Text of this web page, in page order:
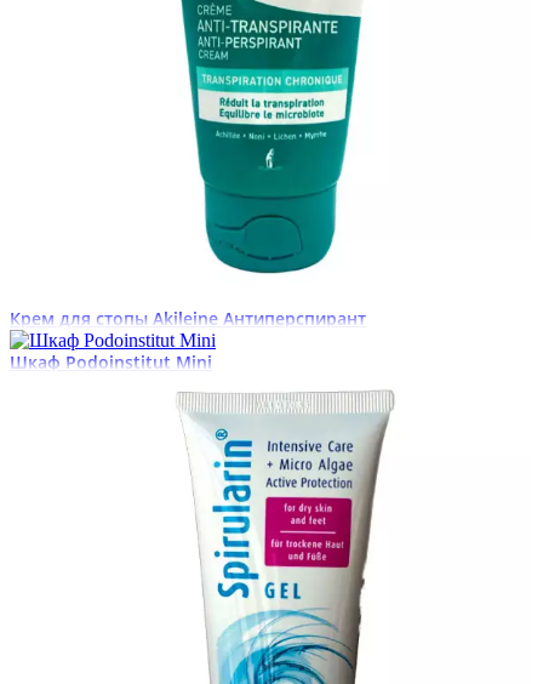
Крем для стопы Akileine Антиперспирант
Шкаф Podoinstitut Mini